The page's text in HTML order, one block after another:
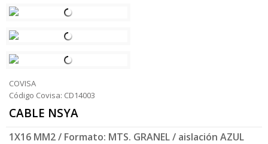
COVISA
Código Covisa: CD14003
CABLE NSYA
1X16 MM2 / Formato: MTS. GRANEL / aislación AZUL